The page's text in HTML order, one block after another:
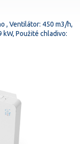
, Ventilátor: 450 m3/h,
kW, Použité chladivo: